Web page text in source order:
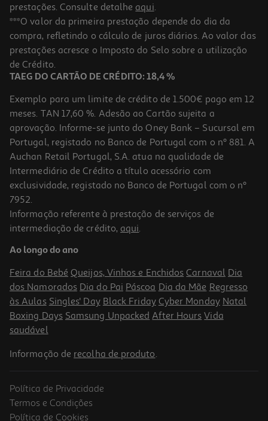
4.5
Ração Para Cão Purina One Adulto Com Frango E Arroz 14kg
4.78 €/Kg
66,90 €
Ração Para Cão Ultima Com Frango E Arroz 7.5kg
5.77 €/Kg
43,29 €
prestações. Consulte detalhe aqui.
***O valor da primeira prestação depende do dia da
compra, refletindo o cálculo de juros diários. Ao valor das
prestações acresce o Imposto do Selo sobre a utilização
de Crédito.
TAEG DO CARTÃO DE CRÉDITO: 18,4 %
Exemplo para um limite de crédito de 1.500€ pago em 12
meses. TAN 17,60 %. Adesão ao Cartão sujeita a
aprovação. Informe-se junto do Oney Bank – Sucursal em
Portugal, registado no Banco de Portugal com o nº 881. A
Auchan Retail Portugal, S.A. atua na qualidade de
Intermediário de Crédito a título acessório com
exclusividade, registado no Banco de Portugal com o nº
7952.
Informação referente à prestação de serviços de
intermediação de crédito, aqui.
Ao longo do ano
Feira do Bebé Queijos, Vinhos e Enchidos Carnaval Dia
dos Namorados Dia do Pai Páscoa Dia da Mãe Regresso
às Aulas Singles' Day Black Friday Cyber Monday Natal
Boxing Days Samsung Unpacked After Hours Vida
saudável
Informação de recolha de produto.
Política de Privacidade
Termos e Condições
Política de Cookies